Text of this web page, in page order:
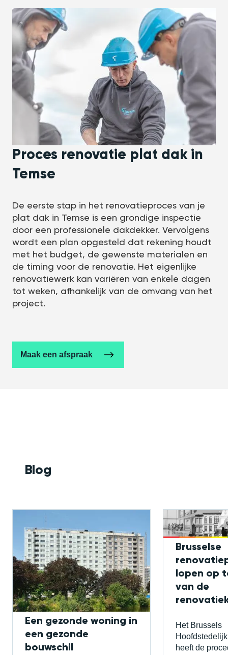
Proces renovatie plat dak in
Temse
De eerste stap in het renovatieproces van je
plat dak in Temse is een grondige inspectie
door een professionele dakdekker. Vervolgens
wordt een plan opgesteld dat rekening houdt
met het budget, de gewenste materialen en
de timing voor de renovatie. Het eigenlijke
renovatiewerk kan variëren van enkele dagen
tot weken, afhankelijk van de omvang van het
project.
Maak een afspraak
Blog
Een gezonde woning in
een gezonde
bouwschil
Brusselse
lopen op
van de
Het Brussels
heeft de